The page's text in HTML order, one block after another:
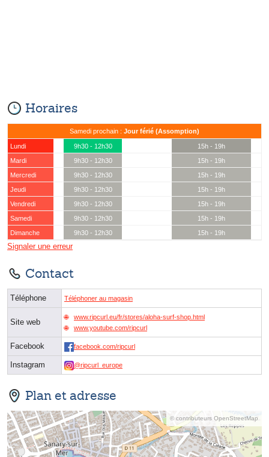
Horaires
Samedi prochain : Jour férié (Assomption)
Lundi 9h30 - 12h30
15h - 19h
Mardi
9h30 - 12h30
15h - 19h
Mercredi
9h30 - 12h30
15h - 19h
Jeudi
9h30 - 12h30
15h - 19h
Vendredi
9h30 - 12h30
15h - 19h
Samedi
9h30 - 12h30
15h - 19h
Dimanche
9h30 - 12h30 15h - 19h
Signaler une erreur
Contact
Téléphone Téléphoner au magasin
Site web
www.ripcurl.eu/fr/stores/aloha-surf-shop.html
www.youtube.com/ripcurl
Facebook facebook.com/ripcurl
Instagram @ripcurl_europe
Plan et adresse
© contributeurs OpenStreetMap